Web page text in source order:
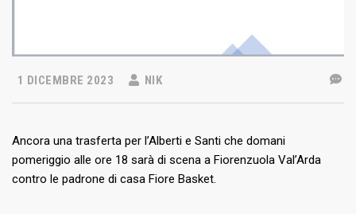
1 DICEMBRE 2023 NIK
Ancora una trasferta per l’Alberti e Santi che domani
pomeriggio alle ore 18 sarà di scena a Fiorenzuola Val’Arda
contro le padrone di casa Fiore Basket.